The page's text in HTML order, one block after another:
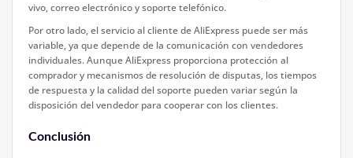
vivo, correo electrónico y soporte telefónico.
Por otro lado, el servicio al cliente de AliExpress puede ser más
variable, ya que depende de la comunicación con vendedores
individuales. Aunque AliExpress proporciona protección al
comprador y mecanismos de resolución de disputas, los tiempos
de respuesta y la calidad del soporte pueden variar según la
disposición del vendedor para cooperar con los clientes.
Conclusión